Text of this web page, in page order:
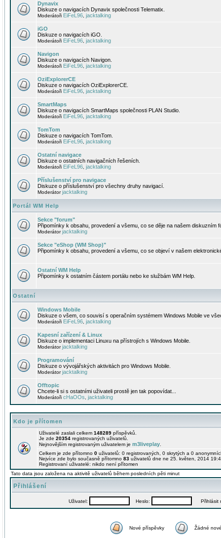
Dynavix
Diskuze o navigacích Dynavix společnosti Telematix.
Moderátoři EiFeL96 jacktalking
iGO
Diskuze o navigacích iGO.
Moderátoři EiFeL96 jacktalking
Navigon
Diskuze o navigacích Navigon.
Moderátoři EiFeL96 jacktalking
OziExplorerCE
Diskuze o navigacích OziExplorerCE.
Moderátoři EiFeL96 jacktalking
SmartMaps
Diskuze o navigacích SmartMaps společnosti PLAN Studio.
Moderátoři EiFeL96 jacktalking
TomTom
Diskuze o navigacích TomTom.
Moderátoři EiFeL96 jacktalking
Ostatní navigace
Diskuze o ostatních navigačních řešeních.
Moderátoři EiFeL96 jacktalking
Příslušenství pro navigace
Diskuze o příslušenství pro všechny druhy navigací.
Moderátorjacktalking
Portál WM Help
Sekce "forum"
Připomínky k obsahu, provedení a všemu, co se děje na našem diskuzním
Moderátorjacktalking
Sekce "eShop (WM Shop)"
Připomínky k obsahu, provedení a všemu, co se objeví v našem
Ostatní WM Help
Připomínky k ostatním částem portálu nebo ke službám WM Help.
Ostatní
Windows Mobile
Diskuze o všem, co souvisí s operačním systémem Windows Mobile ve
Moderátoři EiFeL96 jacktalking
Kapesní zařízení & Linux
Diskuze o implementaci Linuxu na přístrojích s Windows Mobile.
Moderátorjacktalking
Programování
Diskuze o vývojářských aktivitách pro Windows Mobile.
Moderátorjacktalking
Offtopic
Chcete-li si s ostatními uživateli prostě jen tak popovídat...
Moderátoři cHaOOs jacktalking
Kdo je přítomen
Uživatelé zaslali celkem 148289 příspěvků.
Je zde 20354 registrovaných uživatelů.
Nejnovějším registrovaným uživatelem je m3liveplay
Celkem je zde přítomno 0 uživatelů: 0 registrovaných, 0 skrytých a 0
Nejvíce zde bylo současně přítomno 83 uživatelů dne ne 25. květen, 2014
Registrovaní uživatelé: nikdo není přítomen
Tato data jsou založena na aktivitě uživatelů během posledních pěti minut
Přihlášení
Uživatel: Heslo: Přihlásit
Nové příspěvky Žádné